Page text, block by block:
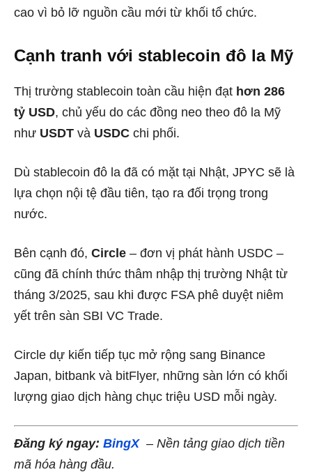
cao vì bỏ lỡ nguồn cầu mới từ khối tổ chức.
Cạnh tranh với stablecoin đô la Mỹ
Thị trường stablecoin toàn cầu hiện đạt hơn 286
tỷ USD, chủ yếu do các đồng neo theo đô la Mỹ
như USDT và USDC chi phối.
Dù stablecoin đô la đã có mặt tại Nhật, JPYC sẽ là
lựa chọn nội tệ đầu tiên, tạo ra đối trọng trong
nước.
Bên cạnh đó, Circle – đơn vị phát hành USDC –
cũng đã chính thức thâm nhập thị trường Nhật từ
tháng 3/2025, sau khi được FSA phê duyệt niêm
yết trên sàn SBI VC Trade.
Circle dự kiến tiếp tục mở rộng sang Binance
Japan, bitbank và bitFlyer, những sàn lớn có khối
lượng giao dịch hàng chục triệu USD mỗi ngày.
Đăng ký ngay: BingX– Nền tảng giao dịch tiền
mã hóa hàng đầu.